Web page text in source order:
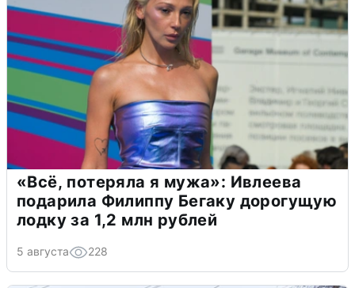
«Всё, потеряла я мужа»: Ивлеева
подарила Филиппу Бегаку дорогущую
лодку за 1,2 млн рублей
5 августа 228